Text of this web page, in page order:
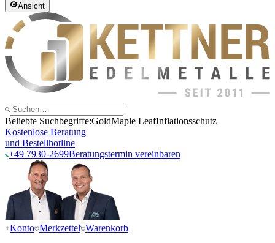
Ansicht
Beliebte Suchbegriffe:GoldMaple LeafInflationsschutz
Kostenlose Beratung
und Bestellhotline
+49 7930-2699Beratungstermin vereinbaren
Konto Merkzettel Warenkorb